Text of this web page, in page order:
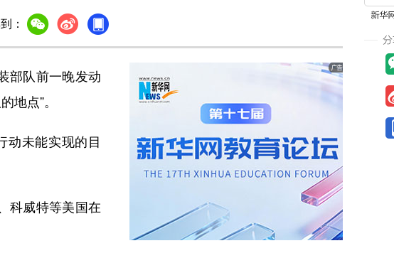
：
部队前一晚发动
地点”。
未能实现的目
科威特等美国在